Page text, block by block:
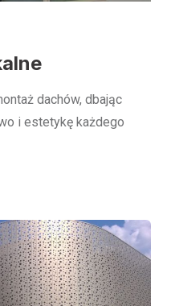
dachów, dbając
i estetykę każdego